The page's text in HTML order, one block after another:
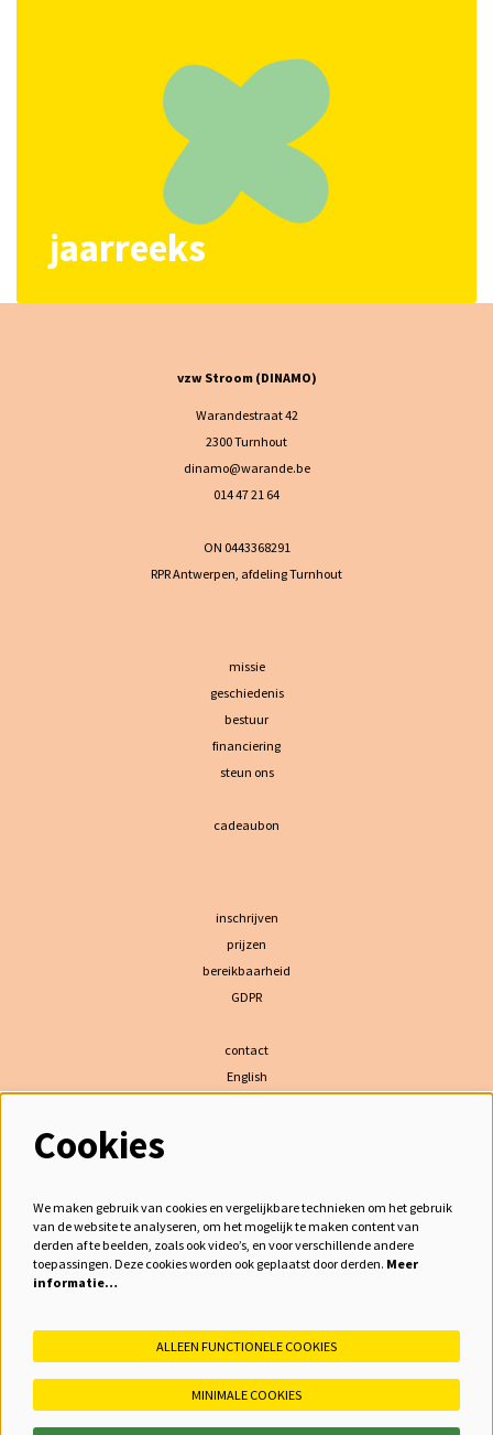
jaarreeks
vzw Stroom (DINAMO)
Warandestraat 42
2300 Turnhout
dinamo@warande.be
014 47 21 64
ON 0443368291
RPR Antwerpen, afdeling Turnhout
missie
geschiedenis
bestuur
financiering
steun ons
cadeaubon
inschrijven
prijzen
bereikbaarheid
GDPR
contact
English
meld je aan voor de nieuwsbrief
Cookies
We maken gebruik van cookies en vergelijkbare technieken om het gebruik
van de website te analyseren, om het mogelijk te maken content van
derden af te beelden, zoals ook video’s, en voor verschillende andere
toepassingen. Deze cookies worden ook geplaatst door derden. Meer
informatie…
ALLEEN FUNCTIONELE COOKIES
MINIMALE COOKIES